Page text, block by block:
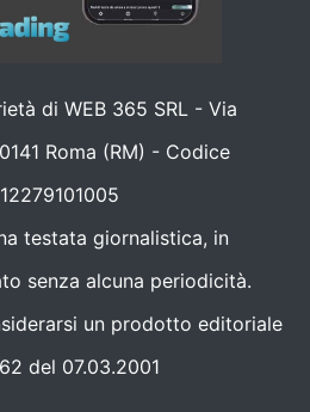
di WEB 365 SRL - Via
Roma (RM) - Codice
testata giornalistica, in
senza alcuna periodicità.
un prodotto editoriale
del 07.03.2001